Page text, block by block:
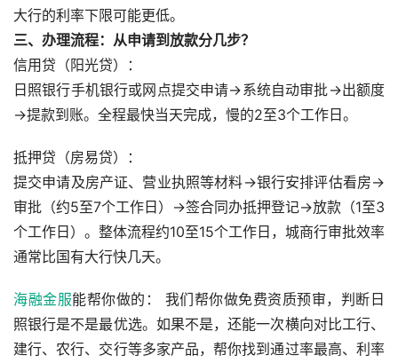
大行的利率下限可能更低。
三、办理流程：从申请到放款分几步？
信用贷（阳光贷）：
日照银行手机银行或网点提交申请→系统自动审批→出额度
→提款到账。全程最快当天完成，慢的2至3个工作日。
抵押贷（房易贷）：
提交申请及房产证、营业执照等材料→银行安排评估看房→
审批（约5至7个工作日）→签合同办抵押登记→放款（1至3
个工作日）。整体流程约10至15个工作日，城商行审批效率
通常比国有大行快几天。
海融金服能帮你做的： 我们帮你做免费资质预审，判断日
照银行是不是最优选。如果不是，还能一次横向对比工行、
建行、农行、交行等多家产品，帮你找到通过率最高、利率